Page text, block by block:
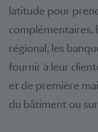
latitude pour
complémentaires.
régional, les
fournir à leur
et de première
du bâtiment ou